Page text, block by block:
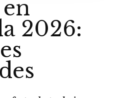
2026: